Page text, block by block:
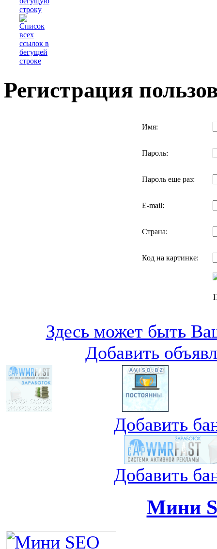
Регистрация
Имя:
Пароль:
Пароль еще раз:
E-mail:
Страна:
Код на картинке:
Здесь может быть
Добавить
Добавить
Добавить
Мини